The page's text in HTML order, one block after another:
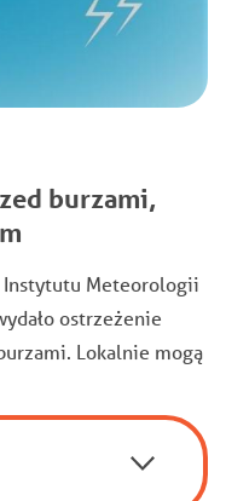
burzami,
Meteorologii
ostrzeżenie
Lokalnie mogą